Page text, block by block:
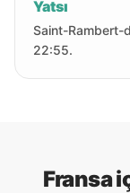
Yatsı
Saint-Rambert-
22:55.
Fransa